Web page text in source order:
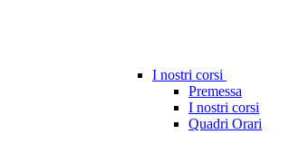
I nostri corsi
Premessa
I nostri corsi
Quadri Orari